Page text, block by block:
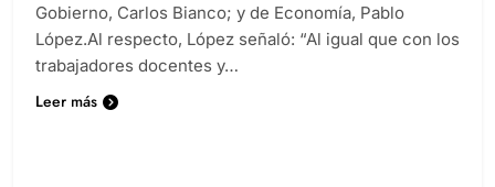
Gobierno, Carlos Bianco; y de Economía, Pablo
López.Al respecto, López señaló: “Al igual que con los
trabajadores docentes y…
Leer más